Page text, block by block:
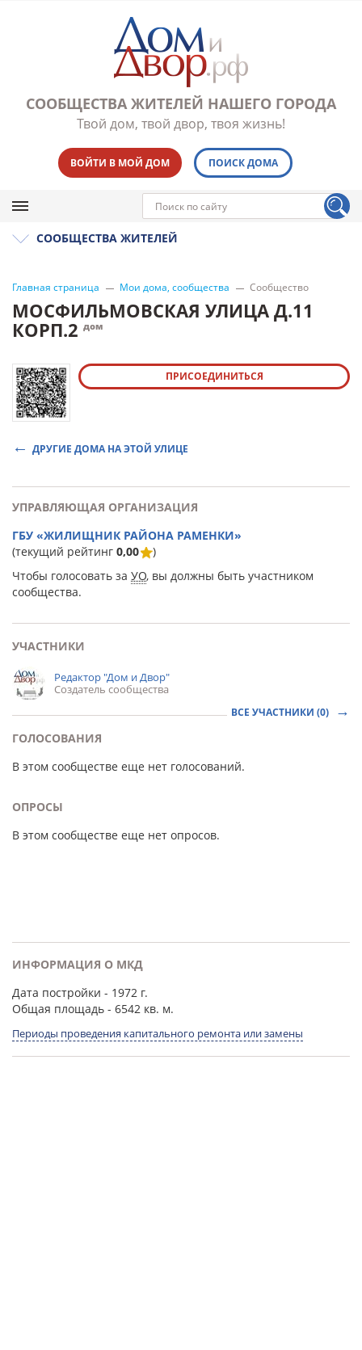
СООБЩЕСТВА ЖИТЕЛЕЙ НАШЕГО ГОРОДА
Твой дом, твой двор, твоя жизнь!
ВОЙТИ В МОЙ ДОМ ПОИСК ДОМА
СООБЩЕСТВА ЖИТЕЛЕЙ
Главная страница Мои дома, сообщества Сообщество
МОСФИЛЬМОВСКАЯ УЛИЦА Д.11
КОРП.2 дом
ПРИСОЕДИНИТЬСЯ
ДРУГИЕ ДОМА НА ЭТОЙ УЛИЦЕ
УПРАВЛЯЮЩАЯ ОРГАНИЗАЦИЯ
ГБУ «ЖИЛИЩНИК РАЙОНА РАМЕНКИ»
(текущий рейтинг 0,00
)
Чтобы голосовать за УО, вы должны быть участником
сообщества.
УЧАСТНИКИ
Редактор "Дом и Двор"
Создатель сообщества
ВСЕ УЧАСТНИКИ (0)
ГОЛОСОВАНИЯ
В этом сообществе еще нет голосований.
ОПРОСЫ
В этом сообществе еще нет опросов.
ИНФОРМАЦИЯ О МКД
Дата постройки - 1972 г.
Общая площадь - 6542 кв. м.
Периоды проведения капитального ремонта или замены